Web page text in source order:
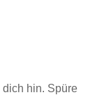
hin. Spüre